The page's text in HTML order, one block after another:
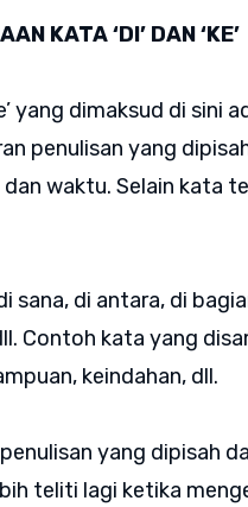
KATA ‘DI’ DAN ‘KE’
yang dimaksud di
penulisan yang
waktu. Selain kata
sana, di antara, di
Contoh kata yang
keindahan, dll.
yang dipisah
teliti lagi ketika